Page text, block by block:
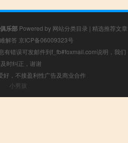
乐部Powered by 网站分类目录 | 精选推荐文章
解答 京ICP备06009323号
有错误可发邮件到f_fb#foxmail.com说明，我们
时纠正，谢谢
好，不接盈利性广告及商业合作
小男孩